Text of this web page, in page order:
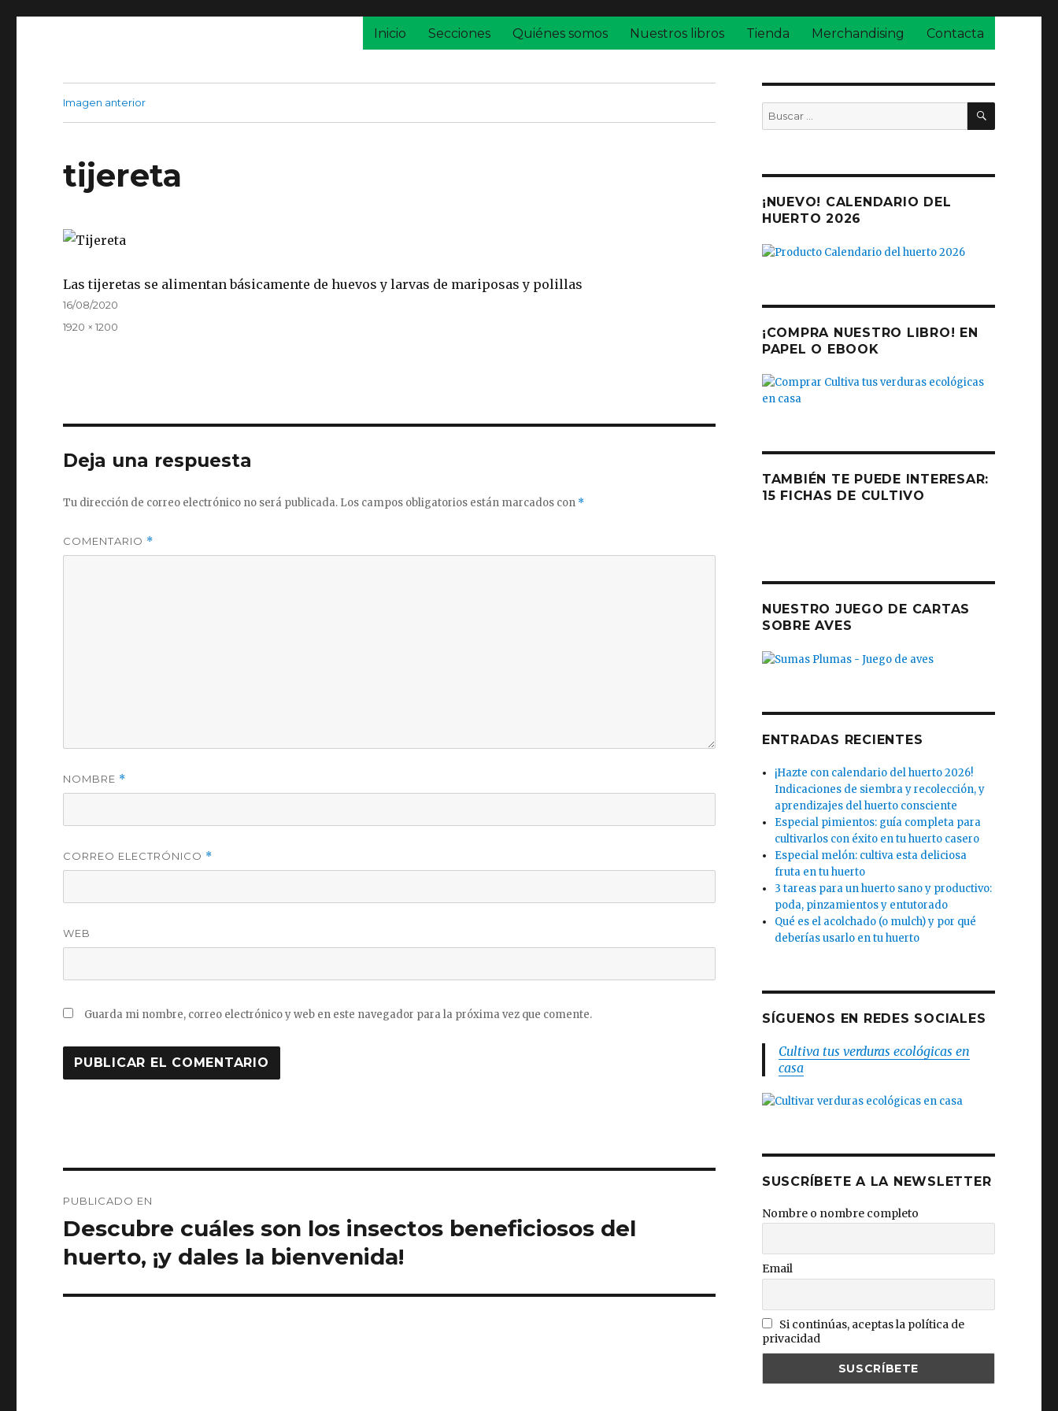
Inicio Secciones Quiénes somos Nuestros libros Tienda Merchandising Contacta
Imagen anterior
tijereta
Las tijeretas se alimentan básicamente de huevos y larvas de mariposas y polillas
Publicado
16/08/2020
Tamaño
1920 × 1200
Deja una respuesta
Tu dirección de correo electrónico no será publicada. Los campos obligatorios están marcados con *
COMENTARIO *
NOMBRE *
CORREO ELECTRÓNICO *
WEB
Guarda mi nombre, correo electrónico y web en este navegador para la próxima vez que comente.
de
entradas
PUBLICADO EN
Descubre cuáles son los insectos beneficiosos del
huerto, ¡y dales la bienvenida!
Buscar
por:
BUSCAR
¡NUEVO! CALENDARIO DEL
HUERTO 2026
¡COMPRA NUESTRO LIBRO! EN
PAPEL O EBOOK
TAMBIÉN TE PUEDE INTERESAR:
15 FICHAS DE CULTIVO
NUESTRO JUEGO DE CARTAS
SOBRE AVES
ENTRADAS RECIENTES
¡Hazte con calendario del huerto 2026!
Indicaciones de siembra y recolección, y
aprendizajes del huerto consciente
Especial pimientos: guía completa para
cultivarlos con éxito en tu huerto casero
Especial melón: cultiva esta deliciosa
fruta en tu huerto
3 tareas para un huerto sano y productivo:
poda, pinzamientos y entutorado
Qué es el acolchado (o mulch) y por qué
deberías usarlo en tu huerto
SÍGUENOS EN REDES SOCIALES
Cultiva tus verduras ecológicas en
casa
SUSCRÍBETE A LA NEWSLETTER
Nombre o nombre completo
Email
Si continúas, aceptas la política de
privacidad